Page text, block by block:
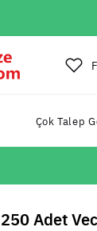
Çok Talep
250 Adet